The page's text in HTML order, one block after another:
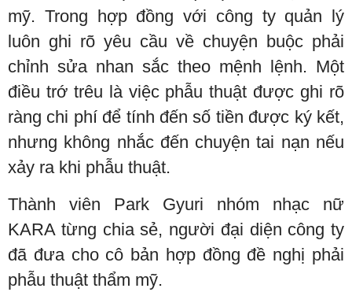
mỹ. Trong hợp đồng với công ty quản lý
luôn ghi rõ yêu cầu về chuyện buộc phải
chỉnh sửa nhan sắc theo mệnh lệnh. Một
điều trớ trêu là việc phẫu thuật được ghi rõ
ràng chi phí để tính đến số tiền được ký kết,
nhưng không nhắc đến chuyện tai nạn nếu
xảy ra khi phẫu thuật.
Thành viên Park Gyuri nhóm nhạc nữ
KARA từng chia sẻ, người đại diện công ty
đã đưa cho cô bản hợp đồng đề nghị phải
phẫu thuật thẩm mỹ.